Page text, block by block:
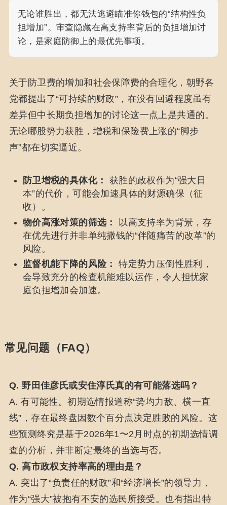
无论谁胜出，都无法逃避瞄准你钱包的“结构性负
担增加”。审查隐藏在高支持率背后的负担增加讨
论，是家庭防御上的最优先事项。
关于防卫费的增加和社会保障费的合理化，朝野各
党都提出了“可持续的财政”，在没有回避程度虽有
差异但中长期负担增加的讨论这一点上是共通的。
无论哪股势力获胜，增税和保险费上涨的“脚步
声”都在切实逼近。
防卫增税的具体化：
获胜的政权作为“强大日
本”的代价，可能会加速具体的财源确保（征
收）。
物价高涨对策的筛选：
以高支持率为背景，存
在优先进行并非单纯撒钱的“伴随痛苦的改革”的
风险。
监督机能下降的风险：
特定势力压倒性胜利，
会导致充分的检查机能难以运作，令人担忧家
庭负担增加会加速。
常见问题（FAQ）
Q. 野田佳彦氏或安住淳氏真的有可能落选吗？
A. 有可能性。初期选情报道称“势均力敌、横一直
线”，存在最终盘因数个百分点决定胜败的风险。这
些预测终究是基于2026年1〜2月时点的初期选情调
查的分析，并非断定最终的当选与否。
Q. 高市政权支持率高的理由是？
A. 突出了“负责任的财政”和“经济增长”的领导力，
作为“强大”被抱有不安的选民所接受。也有指出特